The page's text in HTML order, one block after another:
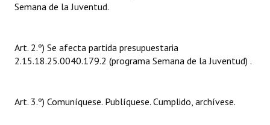
Audiencias Públicas - Registro
Periodistas Decanos - Registro
Banca del Vecino - Registro
Semana de la Juventud.
Art. 2.º) Se afecta partida presupuestaria
2.15.18.25.0040.179.2 (programa Semana de la Juventud) .
Art. 3.º) Comuníquese. Publíquese. Cumplido, archívese.